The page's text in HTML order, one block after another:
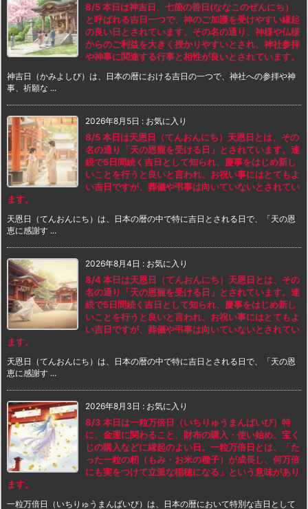
8/5 本日は神吉日、七箇の善日(ななこのぜんにち）
と呼ばれる吉日一つで、神のご加護を受けやすい縁起
の良い日とされています。その名の通り、神様や仏様
からのご利益を大きく授かりやすいとされ、神社参拝
や神事に関連する行事と相性が良いとされています。
神吉日（かみよしび）は、日本の暦における吉日の一つで、神社への参拝や神
事、祈願な ...
2026年8月5日 : お気に入り
8/5 本日は天恩日（てんおんにち）天恩日とは、その
名の通り「天の恩寵を受ける日」とされています。連
続で5日間続く吉日として知られ、慶事をはじめ新し
いことを行うと良いと言われ、お祝い事にはとてもよ
い吉日ですが、葬儀や弔事は向いていないとされてい
ます。
天恩日（てんおんにち）は、日本の暦の中で特に吉日とされる日で、「天の恩
恵に感謝す ...
2026年8月4日 : お気に入り
8/4 本日は天恩日（てんおんにち）天恩日とは、その
名の通り「天の恩寵を受ける日」とされています。連
続で5日間続く吉日として知られ、慶事をはじめ新し
いことを行うと良いと言われ、お祝い事にはとてもよ
い吉日ですが、葬儀や弔事は向いていないとされてい
ます。
天恩日（てんおんにち）は、日本の暦の中で特に吉日とされる日で、「天の恩
恵に感謝す ...
2026年8月3日 : お気に入り
8/3 本日は一粒万倍日（いちりゅうまんばいび）特
に、金運に関わること、財布の購入・使い始め、宝く
じの購入などに縁起のよい日。一粒万倍日とは、「た
った一粒の籾（もみ・お米の種子）が成長し、何万倍
にも実をつけて立派な稲穂になる」という意味があり
ます。
一粒万倍日（いちりゅうまんばいび）は、日本の暦において特別な吉日として